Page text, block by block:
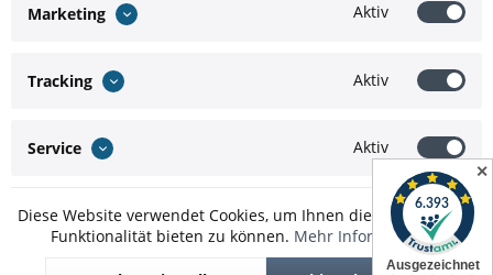
✕
* Alle Preise inkl. gesetzl. Mehrwertsteuer zzgl.Versandkostenund ggf.
Marketing Aktiv
Tracking Aktiv
Service Aktiv
Diese Website verwendet Cookies, um Ihnen die bestmögliche
Funktionalität bieten zu können. Mehr Informationen